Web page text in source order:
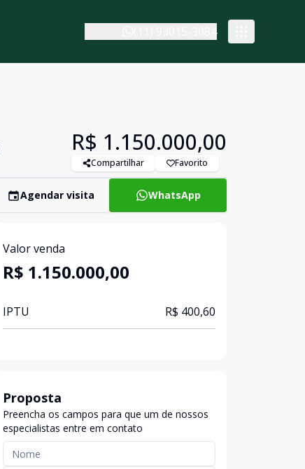
R$ 1.150.000,00
Compartilhar Favorito
Agendar visita WhatsApp
Valor venda
R$ 1.150.000,00
IPTU R$ 400,60
Proposta
Preencha os campos para que um de nossos
especialistas entre em contato